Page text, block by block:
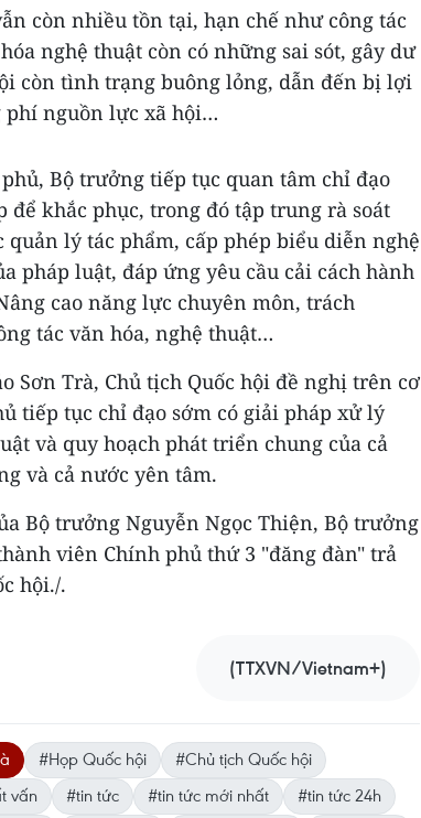
còn nhiều tồn tại, hạn chế như công tác
nghệ thuật còn có những sai sót, gây dư
còn tình trạng buông lỏng, dẫn đến bị lợi
phí nguồn lực xã hội…
Bộ trưởng tiếp tục quan tâm chỉ đạo
khắc phục, trong đó tập trung rà soát
lý tác phẩm, cấp phép biểu diễn nghệ
pháp luật, đáp ứng yêu cầu cải cách hành
cao năng lực chuyên môn, trách
tác văn hóa, nghệ thuật…
Sơn Trà, Chủ tịch Quốc hội đề nghị trên cơ
tiếp tục chỉ đạo sớm có giải pháp xử lý
và quy hoạch phát triển chung của cả
và cả nước yên tâm.
Bộ trưởng Nguyễn Ngọc Thiện, Bộ trưởng
viên Chính phủ thứ 3 "đăng đàn" trả
hội./.
(TTXVN/Vietnam+)
#Họp Quốc hội
#Chủ tịch Quốc hội
vấn #tin tức #tin tức mới nhất
#tin tức 24h